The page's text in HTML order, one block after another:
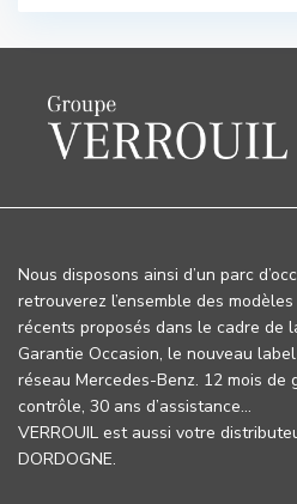
Nous disposons ainsi d’un parc
retrouverez l’ensemble des
récents proposés dans le cadre de
Garantie Occasion, le nouveau
réseau Mercedes-Benz. 12 mois de
contrôle, 30 ans d’assistance…
VERROUIL est aussi votre
DORDOGNE.